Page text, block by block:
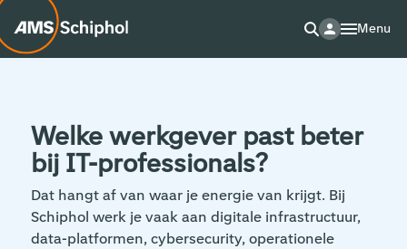
Menu
Welke werkgever past beter
bij IT-professionals?
Dat hangt af van waar je energie van krijgt. Bij
Schiphol werk je vaak aan digitale infrastructuur,
data-platformen, cybersecurity, operationele